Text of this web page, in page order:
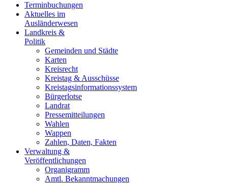
Terminbuchungen
Aktuelles im
Ausländerwesen
Landkreis &
Politik
Gemeinden und Städte
Karten
Kreisrecht
Kreistag & Ausschüsse
Kreistagsinformationssystem
Bürgerlotse
Landrat
Pressemitteilungen
Wahlen
Wappen
Zahlen, Daten, Fakten
Verwaltung &
Veröffentlichungen
Organigramm
Amtl. Bekanntmachungen